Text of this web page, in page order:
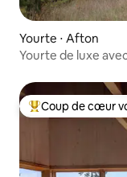
Yourte ⋅ Afton
Yourte de luxe
Coups de cœur
Coup de cœur